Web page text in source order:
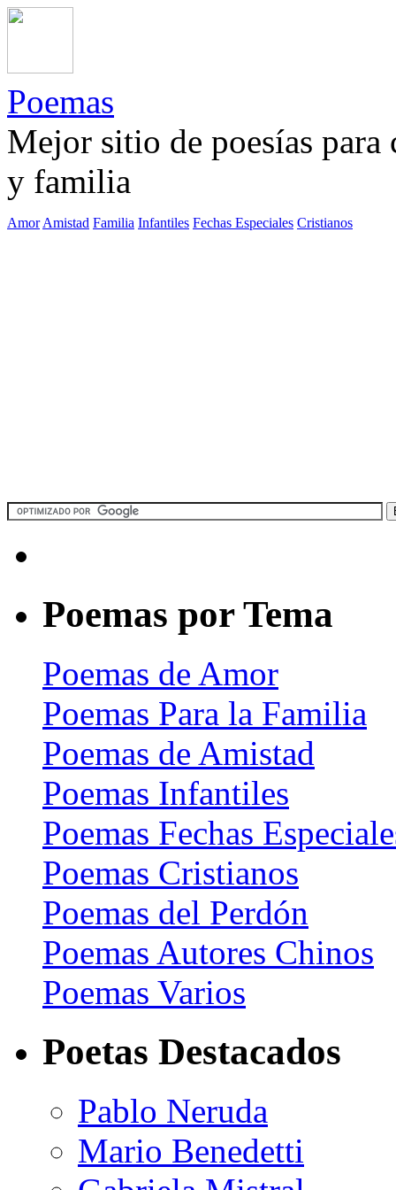
Poemas
Mejor sitio de poesías
y familia
Amor Amistad Familia Infantiles Fechas Especiales Cristianos
Poemas por Tema
Poemas de Amor
Poemas Para la Familia
Poemas de Amistad
Poemas Infantiles
Poemas Fechas
Poemas Cristianos
Poemas del Perdón
Poemas Autores Chinos
Poemas Varios
Poetas Destacados
Pablo Neruda
Mario Benedetti